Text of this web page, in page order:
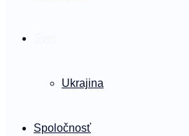
Ukrajina
Spoločnosť